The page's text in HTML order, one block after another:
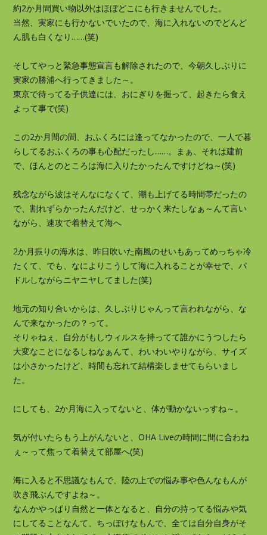
約2か月間買い物以外はほぼどこにも行きませんでした。
当然、実家にも行かないでいたので、海に入れないのでどんど
ん肌も白くなり……(笑)
そしてやっと緊急事態宣言も解除されたので、今朝久しぶりに
実家の勝浦へ行ってきました～。
東京で待ってる子供達には、おにぎりを握って、起きたら食え
よって事で(笑)
この2か月間の間、おふくろには逢ってなかったので、一人で暮
らしてるおふくろの事も心配だったし……。まぁ、それは建前
で、ほんとのところは海に入りたかったんですけどね～(笑)
残念ながら波はそんなになくて、潮も上げてる時間帯だったの
で、割れずらかったんだけど、せっかく来たしなぁ～んて言い
ながら、速攻で着替えて海へ
2か月振りの海水は、昨日吹いた南風のせいもあってめっちゃ冷
たくて、でも、なによりこうして海に入れることが幸せで、パ
ドルしながらニヤニヤしてました(笑)
地元の知り合いからは、久しぶりじゃんって言われながら、な
んで来なかったの？って。
そりゃねぇ、自分がもしウィルスを持ってて誰かにうつしたら
大変なことになるしねなぁんて、わいわいやりながら、サイズ
は小さかったけど、時間も忘れて結構楽しませてもらいまし
た。
にしても、2か月海に入ってないと、体が動かないっすね～。
気が付いたらもう上がんないと、OHA Liveの時間に間に合わね
ぇ～って焦って着替えて部屋へ(笑)
海に入ると不思議なもんで、陸の上での悩み事や色んなもんが
吹き飛ぶんですよね～。
なんかやっぱり自然と一体となると、自分の持ってる悩みや気
にしてることなんて、ちっぽけなもんで、全ては自分自身がそ